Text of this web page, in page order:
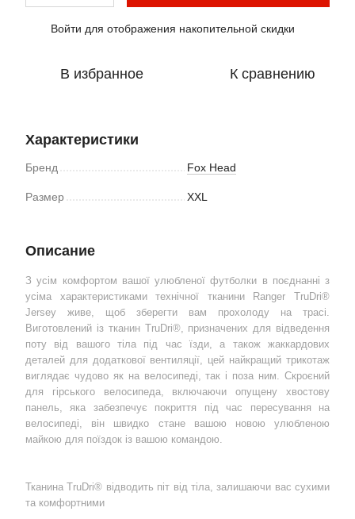
Войти для отображения накопительной скидки
В избранное К сравнению
Характеристики
Бренд Fox Head
Размер XXL
Описание
З усім комфортом вашої улюбленої футболки в поєднанні з
усіма характеристиками технічної тканини Ranger TruDri®
Jersey живе, щоб зберегти вам прохолоду на трасі.
Виготовлений із тканин TruDri®, призначених для відведення
поту від вашого тіла під час їзди, а також жаккардових
деталей для додаткової вентиляції, цей найкращий трикотаж
виглядає чудово як на велосипеді, так і поза ним. Скроєний
для гірського велосипеда, включаючи опущену хвостову
панель, яка забезпечує покриття під час пересування на
велосипеді, він швидко стане вашою новою улюбленою
майкою для поїздок із вашою командою.
Тканина TruDri® відводить піт від тіла, залишаючи вас сухими
та комфортними